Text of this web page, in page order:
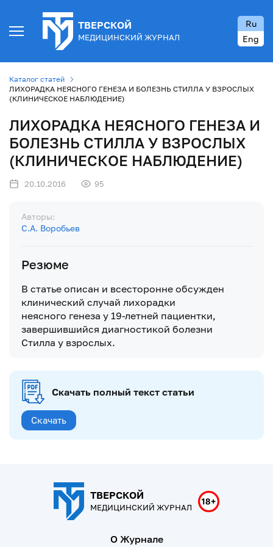
ТВЕРСКОЙ
МЕДИЦИНСКИЙ ЖУРНАЛ
Ru
Eng
Каталог статей
ЛИХОРАДКА НЕЯСНОГО ГЕНЕЗА И БОЛЕЗНЬ СТИЛЛА У ВЗРОСЛЫХ
(КЛИНИЧЕСКОЕ НАБЛЮДЕНИЕ)
ЛИХОРАДКА НЕЯСНОГО ГЕНЕЗА И
БОЛЕЗНЬ СТИЛЛА У ВЗРОСЛЫХ
(КЛИНИЧЕСКОЕ НАБЛЮДЕНИЕ)
20.10.2016 95
Авторы:
С.А. Воробьев
Резюме
В статье описан и всесторонне обсужден
клинический случай лихорадки
неясного генеза у 19-летней пациентки,
завершившийся диагностикой болезни
Стилла у взрослых.
Скачать полный текст статьи
Скачать
ТВЕРСКОЙ
МЕДИЦИНСКИЙ ЖУРНАЛ
О Журнале